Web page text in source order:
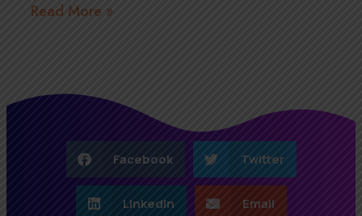
Read More »
Facebook Twitter
LinkedIn Email